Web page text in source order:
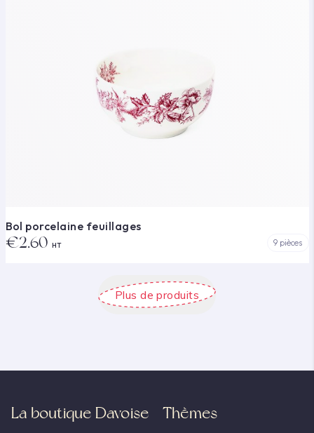
Bol porcelaine feuillages
€2.60 HT 9 pièces
Plus de produits
La boutique Davoise Thèmes